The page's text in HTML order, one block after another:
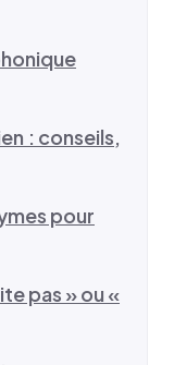
: conseils,
pour
pas » ou «